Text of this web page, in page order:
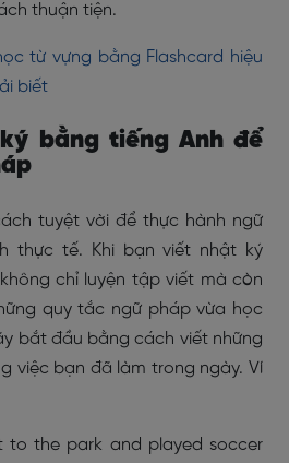
thuận tiện.
từ vựng bằng Flashcard hiệu
biết
bằng tiếng Anh để
tuyệt vời để thực hành ngữ
thực tế. Khi bạn viết nhật ký
chỉ luyện tập viết mà còn
quy tắc ngữ pháp vừa học
bắt đầu bằng cách viết những
việc bạn đã làm trong ngày. Ví
to the park and played soccer